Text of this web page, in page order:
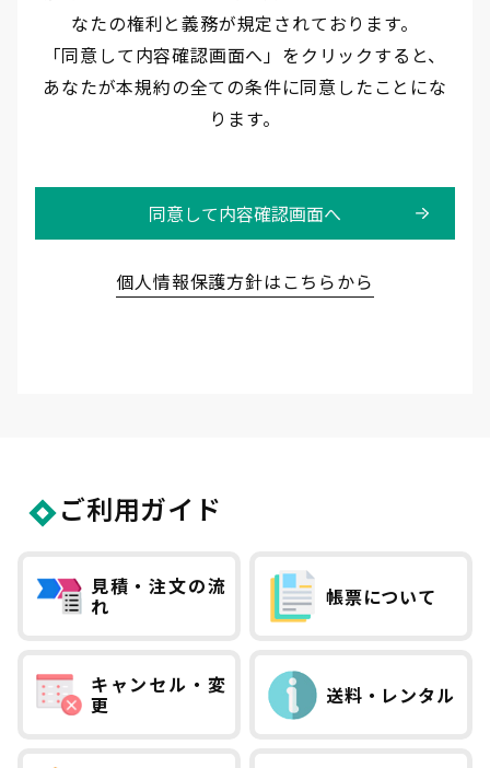
第1条（定義）
本規約においては、次の各号記載の用語は
それぞれ次の意味で使用します。
供情報掲載、
オンラインによる商品又はサービスの提供
当社が本規約に基づいてインターネット上
きプリント市場を利用する者に対し、
容、種類については、当社の独自の判断に
より随時変更、増減が行なわれるものと
示、又は電子メールその他の通信手段を通
じて行なわれるものとします。
なたの権利と義務が規定されております。
「同意して内容確認画面へ」をクリックすると、
あなたが本規約の全ての条件に同意したことにな
ります。
同意して内容確認画面へ
個人情報保護方針はこちらから
ご利用ガイド
見積・注文の流
れ 帳票について
キャンセル・変
更 送料・レンタル